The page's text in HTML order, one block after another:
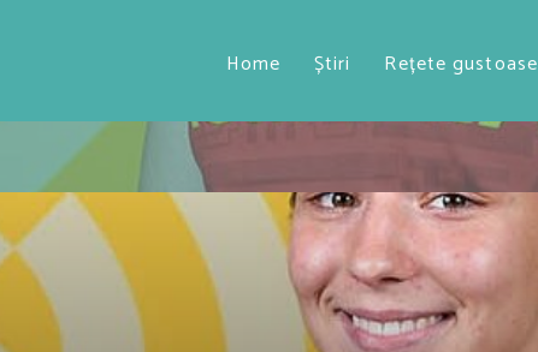
Home Știri Rețete gustoase